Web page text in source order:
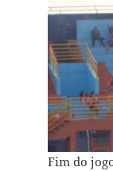
Fim do